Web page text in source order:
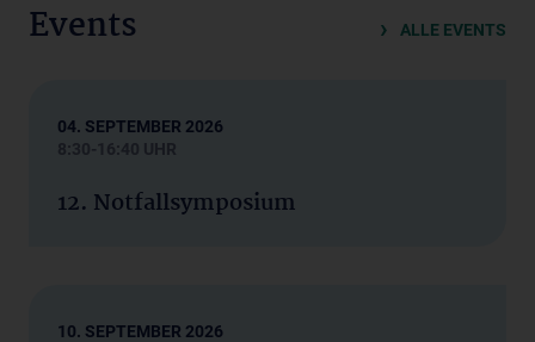
Events ALLE EVENTS
04. SEPTEMBER 2026
8:30-16:40 UHR
12. Notfallsymposium
10. SEPTEMBER 2026